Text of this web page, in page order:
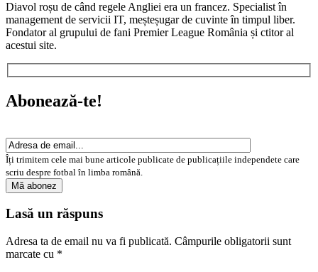
Diavol roșu de când regele Angliei era un francez. Specialist în
management de servicii IT, meșteșugar de cuvinte în timpul liber.
Fondator al grupului de fani Premier League România și ctitor al
acestui site.
Abonează-te!
Îți trimitem cele mai bune articole publicate de publicațiile independete care
scriu despre fotbal în limba română.
Lasă un răspuns
Adresa ta de email nu va fi publicată. Câmpurile obligatorii sunt
marcate cu *